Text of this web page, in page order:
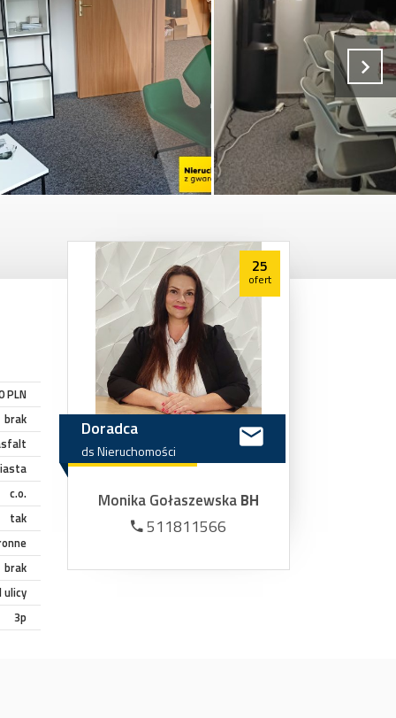
PLN
brak
c.o.
tak
brak
ulicy
3p
25
ofert
Doradca
dsNieruchomości
Monika GołaszewskaBH
511811566